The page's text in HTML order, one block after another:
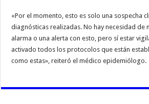
«Por el momento, esto es solo una sospecha
diagnósticas realizadas. No hay necesidad de
alarma o una alerta con esto, pero sí estar
activado todos los protocolos que están
como estas», reiteró el médico epidemiólogo.